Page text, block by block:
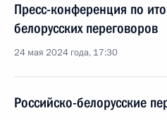
Пресс-конференция по
белорусских переговоров
24 мая 2024 года, 17:30
Российско-белорусские